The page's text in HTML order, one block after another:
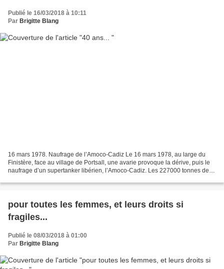
Publié le 16/03/2018 à 10:11
Par Brigitte Blang
16 mars 1978. Naufrage de l’Amoco-Cadiz Le 16 mars 1978, au large du
Finistère, face au village de Portsall, une avarie provoque la dérive, puis le
naufrage d’un supertanker libérien, l’Amoco-Cadiz. Les 227000 tonnes de
pour toutes les femmes, et leurs droits si
fragiles...
Publié le 08/03/2018 à 01:00
Par Brigitte Blang